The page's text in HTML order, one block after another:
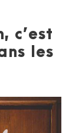
c’est
les